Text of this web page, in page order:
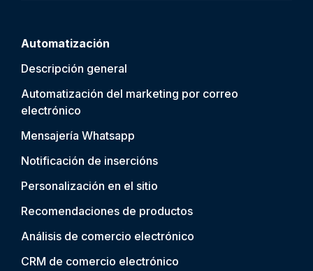
Automatización
Descripción general
Automatización del marketing por correo
electrónico
Mensajería Whatsapp
Notificación de insercións
Personalización en el sitio
Recomendaciones de productos
Análisis de comercio electrónico
CRM de comercio electrónico